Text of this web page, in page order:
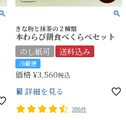
きな粉と抹茶の２種類
本わらび餅食べくらべセット
のし紙可
送料込み
冷蔵便
価格¥3,560税込
詳細を見る
386件